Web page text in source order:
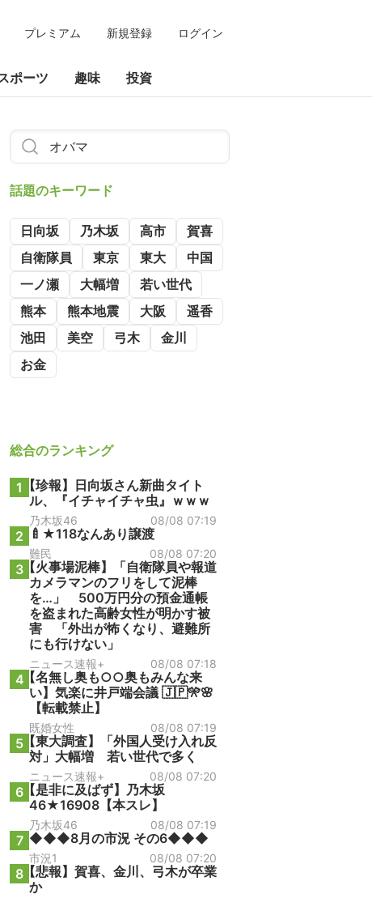
プレミアム 新規登録 ログイン
ポーツ 趣味 投資
話題のキーワード
日向坂 乃木坂 高市
賀喜
自衛隊員
東京 東大
中国
一ノ瀬
大幅増
若い世代
熊本
熊本地震 大阪
遥香
池田
美空 弓木
金川
お金
総合のランキング
1 【珍報】日向坂さん新曲タイト
ル、『イチャイチャ虫』ｗｗｗ
乃木坂46 08/08 07:19
2 🍼★118なんあり譲渡
難民 08/08 07:20
3【火事場泥棒】「自衛隊員や報道
カメラマンのフリをして泥棒
を…」 500万円分の預金通帳
を盗まれた高齢女性が明かす被
害 「外出が怖くなり、避難所
にも行けない」
ニュース速報+ 08/08 07:18
4【名無し奥も○○奥もみんな来
い】気楽に井戸端会議 🇯🇵🎌🌸
【転載禁止】
既婚女性 08/08 07:19
5【東大調査】「外国人受け入れ反
対」大幅増 若い世代で多く
ニュース速報+ 08/08 07:20
6【是非に及ばず】乃木坂
46★16908【本スレ】
乃木坂46 08/08 07:19
7 ◆◆◆8月の市況 その6◆◆◆
市況1 08/08 07:20
8【悲報】賀喜、金川、弓木が卒業
か